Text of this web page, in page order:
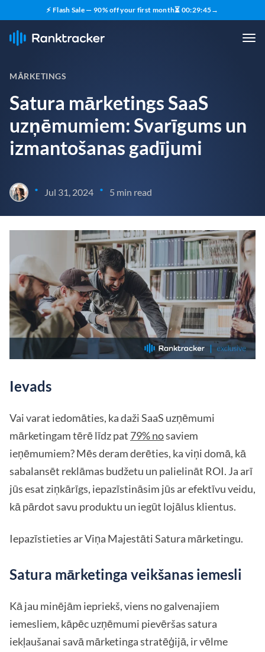
⚡ Flash Sale — 90% off your first month⏳ 00:29:43→
MĀRKETINGS
Satura mārketings SaaS
uzņēmumiem: Svarīgums un
izmantošanas gadījumi
• Jul 31, 2024 • 5 min read
Ievads
Vai varat iedomāties, ka daži SaaS uzņēmumi
mārketingam tērē līdz pat 79% nosaviem
ieņēmumiem? Mēs deram derēties, ka viņi domā, kā
sabalansēt reklāmas budžetu un palielināt ROI. Ja arī
jūs esat ziņkārīgs, iepazīstināsim jūs ar efektīvu veidu,
kā pārdot savu produktu un iegūt lojālus klientus.
Iepazīstieties ar Viņa Majestāti Satura mārketingu.
Satura mārketinga veikšanas iemesli
Kā jau minējām iepriekš, viens no galvenajiem
iemesliem, kāpēc uzņēmumi pievēršas satura
iekļaušanai savā mārketinga stratēģijā, ir vēlme